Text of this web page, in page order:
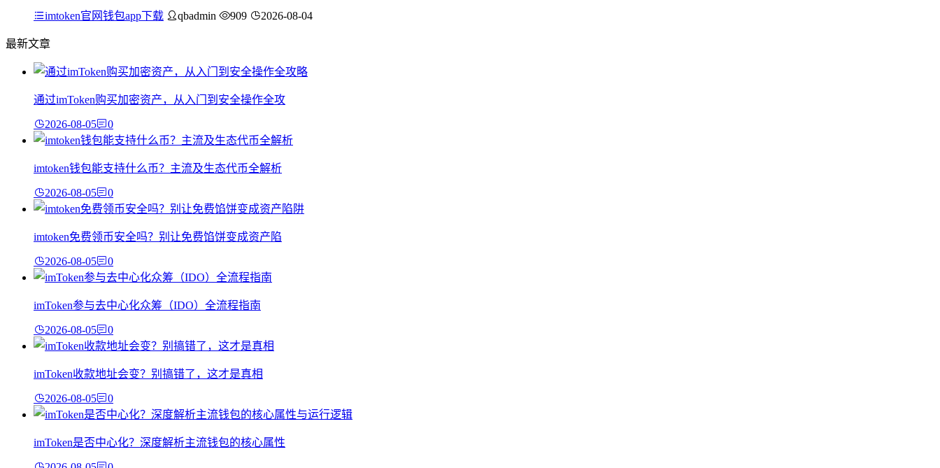
imtoken官网钱包app下载 qbadmin 909 2026-08-04
最新文章
通过imToken购买加密资产，从入门到安全操作全攻
2026-08-05 0
imtoken钱包能支持什么币？主流及生态代币全解析
2026-08-05 0
imtoken免费领币安全吗？别让免费馅饼变成资产陷
2026-08-05 0
imToken参与去中心化众筹（IDO）全流程指南
2026-08-05 0
imToken收款地址会变？别搞错了，这才是真相
2026-08-05 0
imToken是否中心化？深度解析主流钱包的核心属性